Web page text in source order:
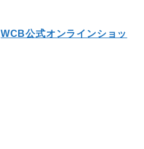
WCB公式オンラインショッ